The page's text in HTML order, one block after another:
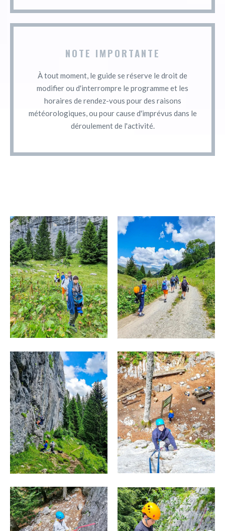
NOTE IMPORTANTE
À tout moment, le guide se réserve le droit de
modifier ou d'interrompre le programme et les
horaires de rendez-vous pour des raisons
météorologiques, ou pour cause d'imprévus dans le
déroulement de l'activité.